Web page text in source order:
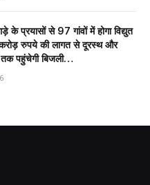
के प्रयासों से 97 गांवों में होगा विद्युत
रुपये की लागत से दूरस्थ और
तक पहुंचेगी बिजली…